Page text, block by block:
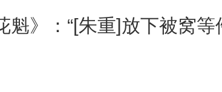
魁》：“[朱重]放下被窝